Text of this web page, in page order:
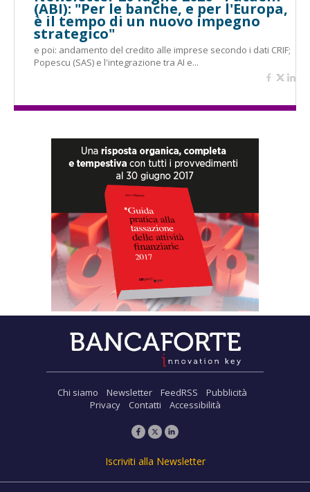
(ABI): "Per le banche, e per l'Europa,
è il tempo di un nuovo impegno
strategico"
e poi: andamento del credito alle imprese secondo i dati CRIF;
Popescu (SAS) e l'integrazione tra AI e...
Chi siamo Newsletter FeedRSS
Pubblicità
Privacy
Contatti Accessibilità
Iscriviti alla Newsletter